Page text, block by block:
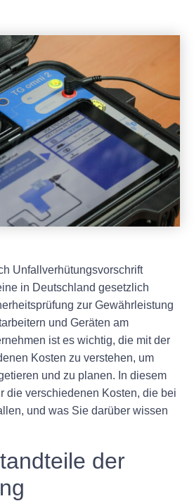
Unfallverhütungsvorschrift
in Deutschland gesetzlich
zur Gewährleistung
und Geräten am
ist es wichtig, die mit der
Kosten zu verstehen, um
und zu planen. In diesem
die verschiedenen Kosten, die bei
und was Sie darüber wissen
der